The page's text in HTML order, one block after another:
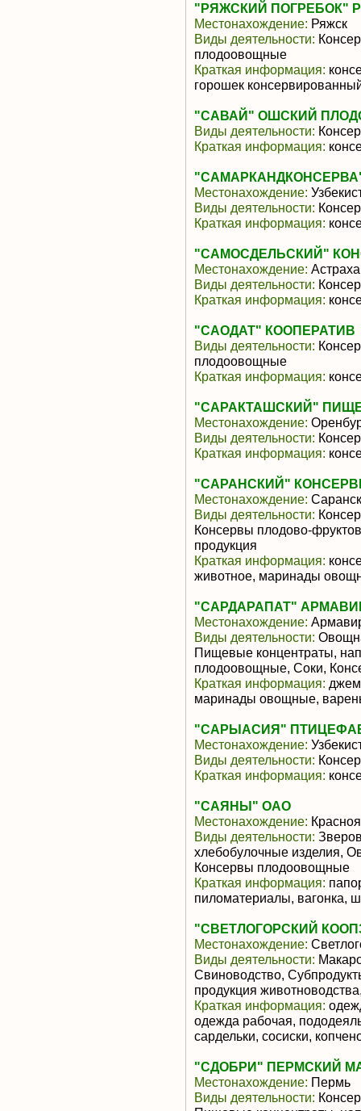
"РЯЖСКИЙ ПОГРЕБОК"
Местонахождение: Ряжск
Виды деятельности:
плодоовощные
Краткая информация:
горошек
"САВАЙ" ОШСКИЙ
Виды деятельности:
Краткая информация:
Местонахождение:
Виды деятельности:
Краткая информация:
"САМОСДЕЛЬСКИЙ"
Местонахождение:
Виды деятельности:
Краткая информация:
"САОДАТ" КООПЕРАТИВ
Виды деятельности:
плодоовощные
Краткая информация:
"САРАКТАШСКИЙ"
Местонахождение:
Виды деятельности:
Краткая информация:
"САРАНСКИЙ"
Местонахождение: Саранск
Виды деятельности:
Консервы плодово-
продукция
Краткая информация:
животное, маринады
"САРДАРАПАТ"
Местонахождение:
Виды деятельности:
Пищевые концентраты,
плодоовощные, Соки,
Краткая информация:
маринады овощные,
"САРЫАСИЯ"
Местонахождение:
Виды деятельности:
Краткая информация:
"САЯНЫ" ОАО
Местонахождение:
Виды деятельности:
хлебобулочные изделия,
Консервы плодоовощные
Краткая информация:
пиломатериалы, вагонка,
"СВЕТЛОГОРСКИЙ
Местонахождение:
Виды деятельности:
Свиноводство,
продукция
Краткая информация:
одежда рабочая,
сардельки, сосиски,
"СДОБРИ" ПЕРМСКИЙ
Местонахождение: Пермь
Виды деятельности: